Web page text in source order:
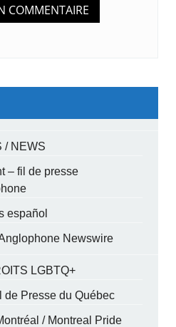
/ NEWS
– fil de presse
español
Newswire
LGBTQ+
de Presse du Québec
/ Montreal Pride